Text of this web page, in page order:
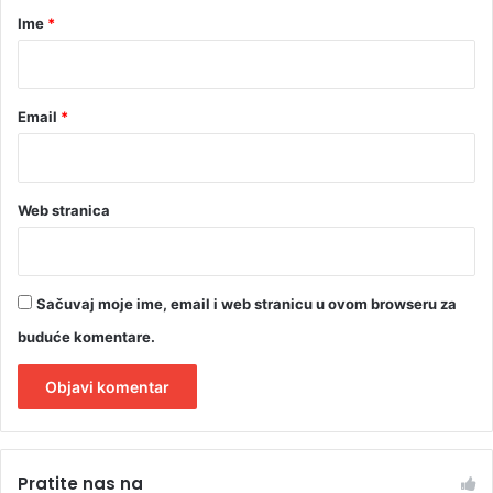
rIme *
Email *
Web stranica
Sačuvaj moje ime, email i web stranicu u ovom browseru za
buduće komentare.
Pratite nas na